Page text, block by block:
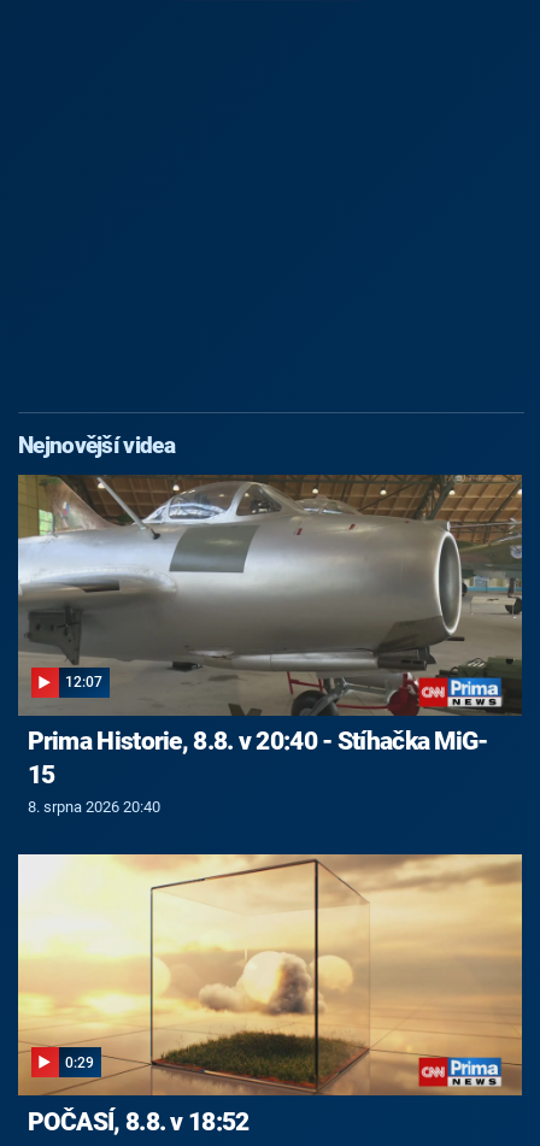
Nejnovější videa
12:07
Prima Historie, 8.8. v 20:40 - Stíhačka MiG-
15
8. srpna 2026 20:40
0:29
POČASÍ, 8.8. v 18:52